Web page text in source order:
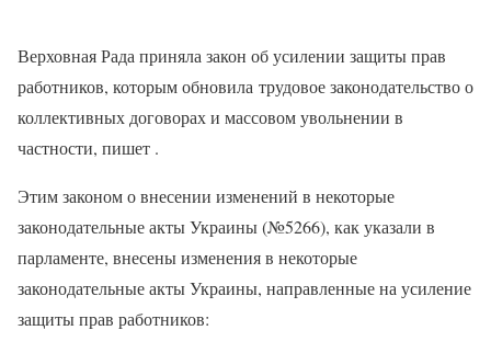
Верховная Рада приняла закон об усилении защиты прав
работников, которым обновила трудовое законодательство о
коллективных договорах и массовом увольнении в
частности, пишет .
Этим законом о внесении изменений в некоторые
законодательные акты Украины (№5266), как указали в
парламенте, внесены изменения в некоторые
законодательные акты Украины, направленные на усиление
защиты прав работников: